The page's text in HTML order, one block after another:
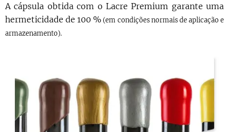
A cápsula obtida com o Lacre Premium garante uma
hermeticidade de 100 % (em condições normais de aplicação e
armazenamento).